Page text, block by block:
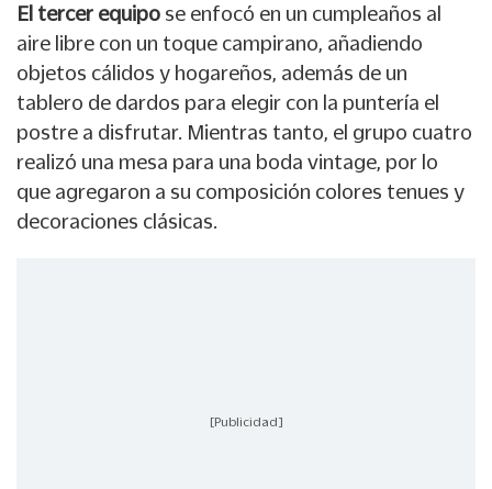
El tercer equipo se enfocó en un cumpleaños al
aire libre con un toque campirano, añadiendo
objetos cálidos y hogareños, además de un
tablero de dardos para elegir con la puntería el
postre a disfrutar. Mientras tanto, el grupo cuatro
realizó una mesa para una boda vintage, por lo
que agregaron a su composición colores tenues y
decoraciones clásicas.
[Publicidad]